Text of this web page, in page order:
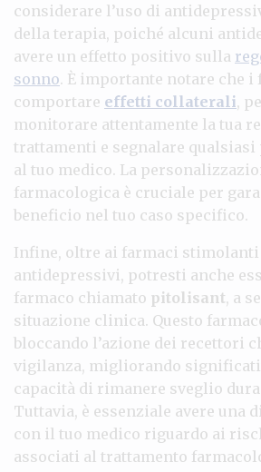
considerare l’uso di
della terapia, poiché alcuni
avere un effetto positivo sulla
sonno. È importante notare che i
comportare effetti collaterali,
monitorare attentamente la tua
trattamenti e segnalare qualsiasi
al tuo medico. La
farmacologica è cruciale per
beneficio nel tuo caso specifico.
Infine, oltre ai farmaci stimolanti
antidepressivi, potresti anche
farmaco chiamato pitolisant, a
situazione clinica. Questo
bloccando l’azione dei recettori
vigilanza, migliorando
capacità di rimanere sveglio
Tuttavia, è essenziale avere una
con il tuo medico riguardo ai
associati al trattamento